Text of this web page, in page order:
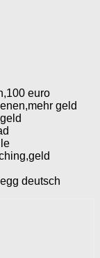
euro
geld
deutsch